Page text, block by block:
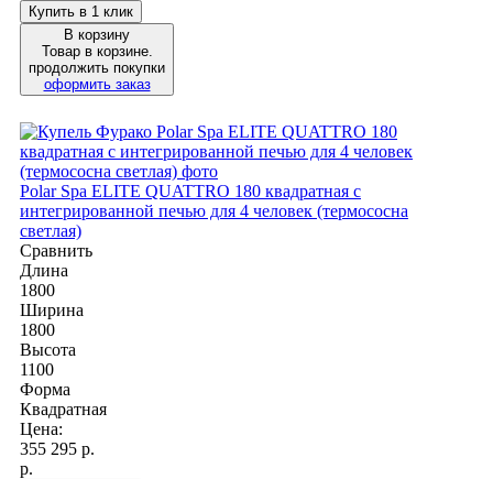
Купить в 1 клик
В корзину
Товар в корзине.
продолжить покупки
оформить заказ
Polar Spa ELITE QUATTRO 180 квадратная с
интегрированной печью для 4 человек (термососна
светлая)
Сравнить
Длина
1800
Ширина
1800
Высота
1100
Форма
Квадратная
Цена:
355 295 р.
р.